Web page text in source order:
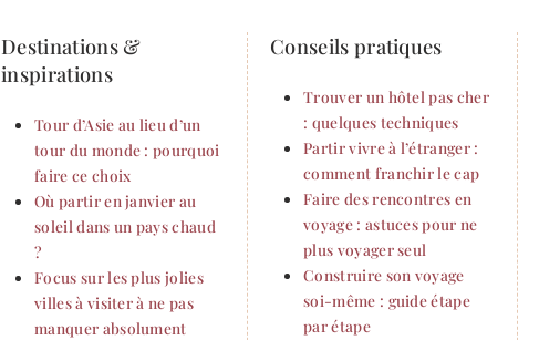
Destinations &
inspirations
Tour d’Asie au lieu d’un
tour du monde : pourquoi
faire ce choix
Où partir en janvier au
soleil dans un pays chaud
?
Focus sur les plus jolies
villes à visiter à ne pas
manquer absolument
Conseils pratiques
Trouver un hôtel pas cher
: quelques techniques
Partir vivre à l’étranger :
comment franchir le cap
Faire des rencontres en
voyage : astuces pour ne
plus voyager seul
Construire son voyage
soi-même : guide étape
par étape